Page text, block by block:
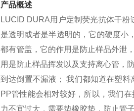
产品概述
LUCID DURA用户定制荧光抗体干
是透明或者是半透明的，它的硬度小
都有管盖，它的作用是防止样品外泄
用是防止样品挥发以及支持离心管，
到达倒置不漏液； 我们都知道在塑
PP管性能会相对较好，所以，我们
力不宜过大，需要垫橡胶垫，防止管